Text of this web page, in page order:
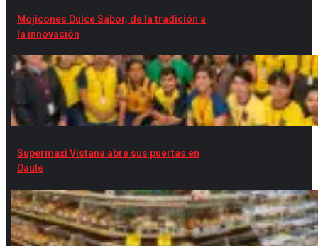
Mojicones Dulce Sabor, de la tradición a
la innovación
Supermaxi Vistana abre sus puertas en
Daule